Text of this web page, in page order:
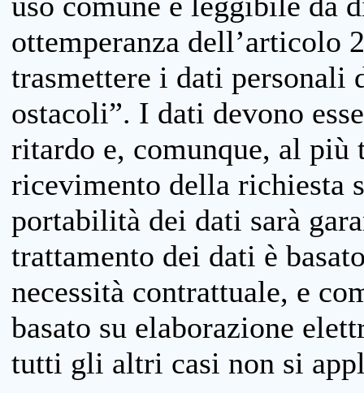
ottemperanza dell’articolo
trasmettere i dati personali
ostacoli”. I dati devono
ritardo e, comunque, al più
ricevimento della richiesta
portabilità dei dati sarà
trattamento dei dati è
necessità contrattuale, e
basato su elaborazione
tutti gli altri casi non si